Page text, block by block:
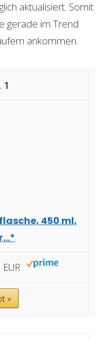
aktualisiert. Somit
gerade im Trend
ankommen.
1
450 ml,
»